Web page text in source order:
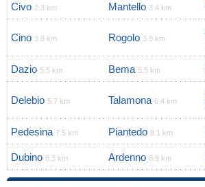
Civo 2.3 km Mantello 3.4 km
Cino 3.8 km Rogolo 3.9 km
Dazio 5.5 km Bema 5.5 km
Delebio 5.7 km Talamona 6.4 km
Pedesina 7.5 km Piantedo 8.1 km
Dubino 8.3 km Ardenno 8.9 km